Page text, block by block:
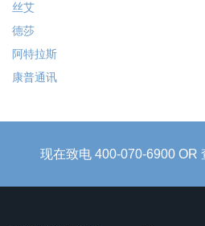
丝艾
德莎
阿特拉斯
康普通讯
现在致电 400-070-6900 OR